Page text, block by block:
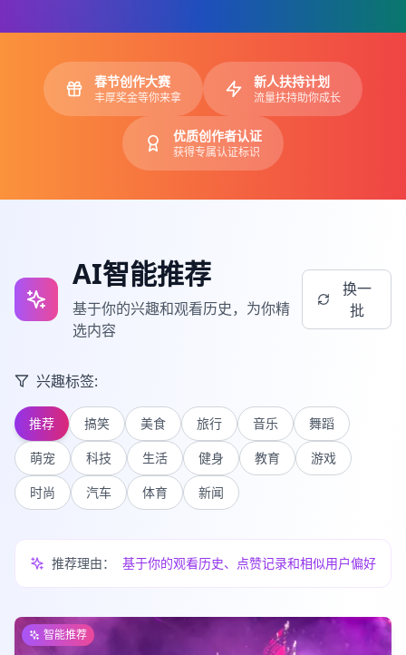
春节创作大赛
丰厚奖金等你来拿
新人扶持计划
流量扶持助你成长
优质创作者认证
获得专属认证标识
AI智能推荐
基于你的兴趣和观看历史，为你精
选内容
换一
批
兴趣标签:
推荐 搞笑 美食 旅行 音乐
舞蹈
萌宠
科技 生活 健身 教育
游戏
时尚
汽车 体育 新闻
推荐理由： 基于你的观看历史、点赞记录和相似用户偏好
智能推荐